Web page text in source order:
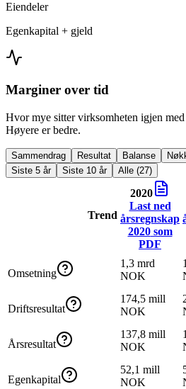
Eiendeler
Egenkapital + gjeld
Marginer over tid
Hvor mye sitter virksomheten igjen
Høyere er bedre.
Sammendrag Resultat Balanse
Siste 5 år
Siste 10 år Alle (27)
Trend
2020
Last ned
årsregnskap
2020som
PDF
Omsetning
1,3 mrd
NOK
Driftsresultat
174,5 mill
NOK
Årsresultat
137,8 mill
NOK
Egenkapital
52,1 mill
NOK